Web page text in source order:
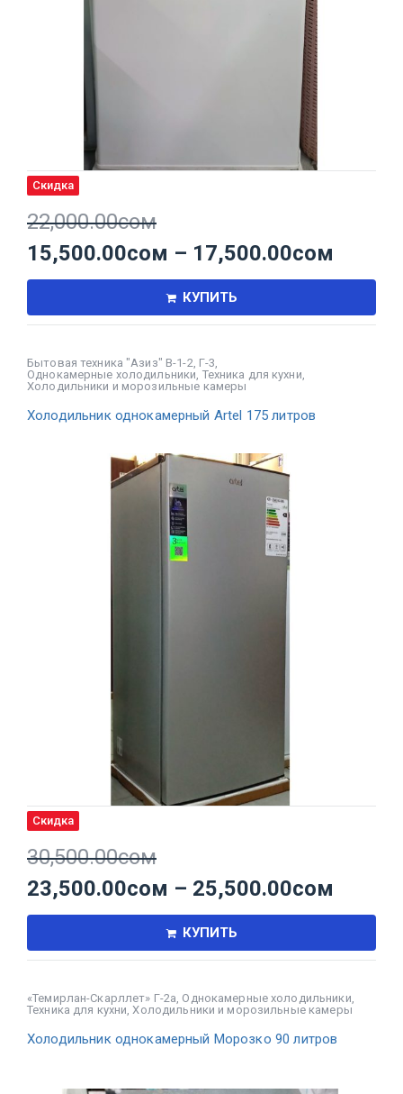
Скидка
22,000.00сом
15,500.00сом – 17,500.00сом
КУПИТЬ
Бытовая техника "Азиз" В-1-2, Г-3
Однокамерные холодильники Техника для кухни
Холодильники и морозильные камеры
Холодильник однокамерный Artel 175 литров
Скидка
30,500.00сом
23,500.00сом – 25,500.00сом
КУПИТЬ
«Темирлан-Скарллет» Г-2а Однокамерные холодильники
Техника для кухни ,Холодильники и морозильные камеры
Холодильник однокамерный Морозко 90 литров